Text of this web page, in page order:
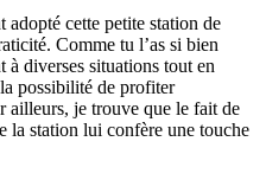
cette petite station de
Comme tu l’as si bien
à diverses situations tout en
possibilité de profiter
ailleurs, je trouve que le fait de
la station lui confère une touche